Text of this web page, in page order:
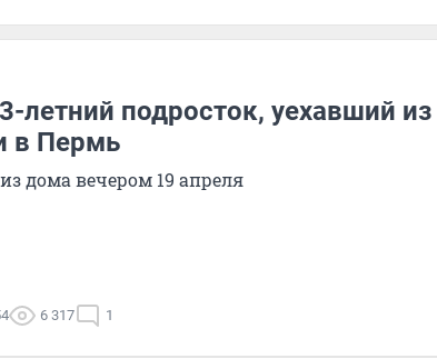
летний подросток, уехавший из
в Пермь
дома вечером 19 апреля
6 317 1